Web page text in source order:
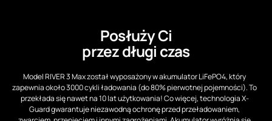
Posłuży Ci
przez długi czas
Model RIVER 3 Max został wyposażony w akumulator LiFePO4, który
zapewnia około 3000 cykli ładowania (do 80% pierwotnej pojemności). To
przekłada się nawet na 10 lat użytkowania! Co więcej, technologia X-
Guard gwarantuje niezawodną ochronę przed przeładowaniem,